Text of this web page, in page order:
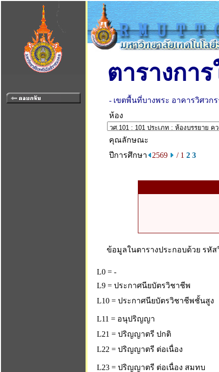
ตารางกา
- เขตพื้นที่บางพระ อาคารวิศวก
ห้อง
คุณลักษณะ
ปีการศึกษา
2569 / 1 2 3
ข้อมูลในตารางประกอบด้วย รหั
L0 = -
L9 = ประกาศนียบัตรวิชาชีพ
L10 = ประกาศนียบัตรวิชาชีพชั้นสูง
L11 = อนุปริญญา
L21 = ปริญญาตรี ปกติ
L22 = ปริญญาตรี ต่อเนื่อง
L23 = ปริญญาตรี ต่อเนื่อง สมทบ